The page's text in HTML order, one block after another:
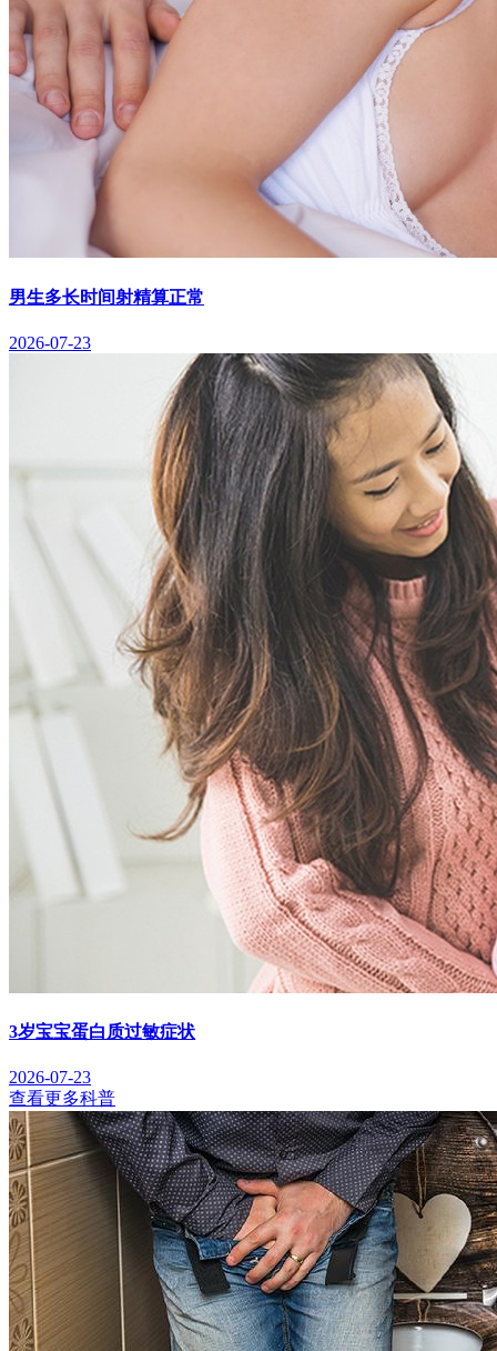
男生多长时间射精算正常
2026-07-23
3岁宝宝蛋白质过敏症状
2026-07-23
查看更多科普